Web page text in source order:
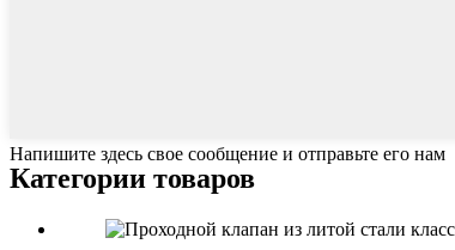
Напишите здесь свое сообщение и отправьте его нам
Категории товаров